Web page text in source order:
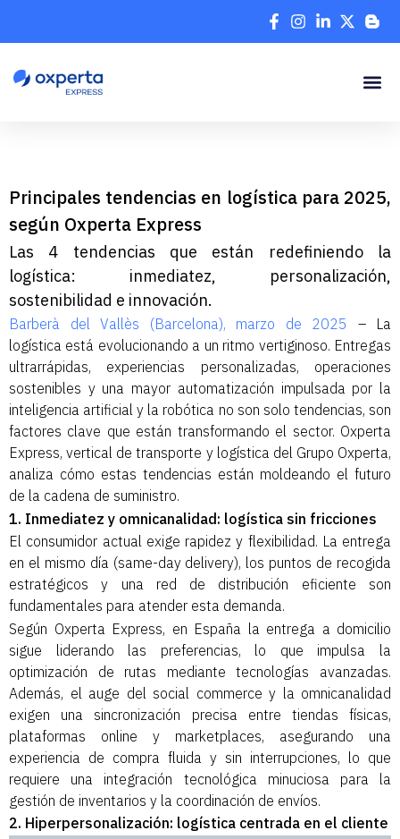
Principales tendencias en logística para 2025,
según Oxperta Express
Las 4 tendencias que están redefiniendo la
logística: inmediatez, personalización,
sostenibilidad e innovación.
Barberà del Vallès (Barcelona), marzo de 2025 – La
logística está evolucionando a un ritmo vertiginoso. Entregas
ultrarrápidas, experiencias personalizadas, operaciones
sostenibles y una mayor automatización impulsada por la
inteligencia artificial y la robótica no son solo tendencias, son
factores clave que están transformando el sector. Oxperta
Express, vertical de transporte y logística del Grupo Oxperta,
analiza cómo estas tendencias están moldeando el futuro
de la cadena de suministro.
1. Inmediatez y omnicanalidad: logística sin fricciones
El consumidor actual exige rapidez y flexibilidad. La entrega
en el mismo día (same-day delivery), los puntos de recogida
estratégicos y una red de distribución eficiente son
fundamentales para atender esta demanda.
Según Oxperta Express, en España la entrega a domicilio
sigue liderando las preferencias, lo que impulsa la
optimización de rutas mediante tecnologías avanzadas.
Además, el auge del social commerce y la omnicanalidad
exigen una sincronización precisa entre tiendas físicas,
plataformas online y marketplaces, asegurando una
experiencia de compra fluida y sin interrupciones, lo que
requiere una integración tecnológica minuciosa para la
gestión de inventarios y la coordinación de envíos.
2. Hiperpersonalización: logística centrada en el cliente